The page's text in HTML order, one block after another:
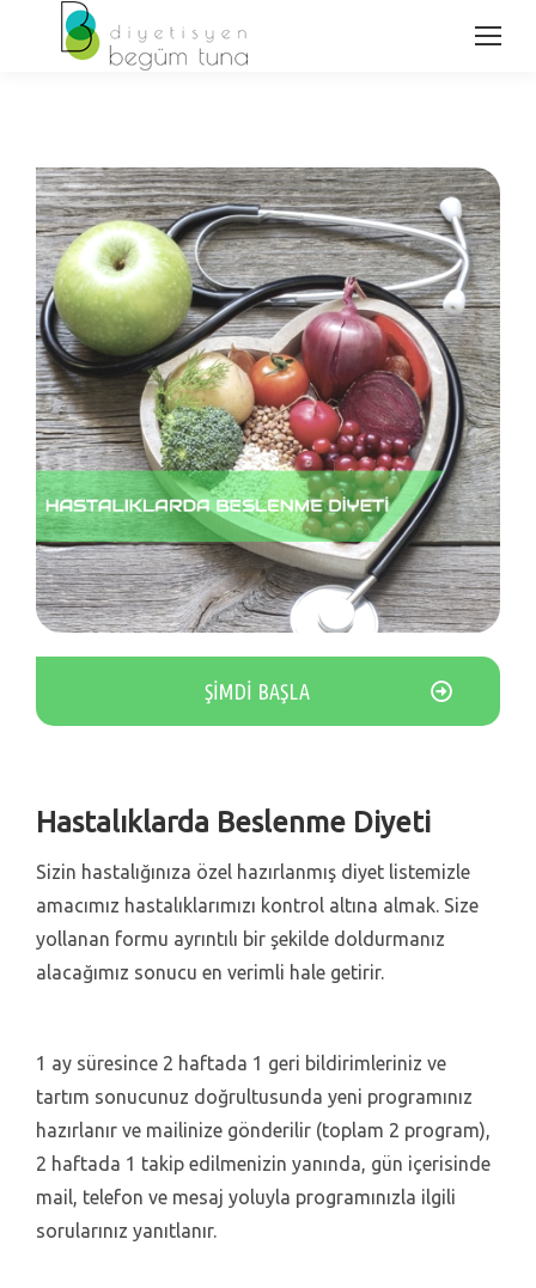
ŞİMDİ BAŞLA
Hastalıklarda Beslenme Diyeti
Sizin hastalığınıza özel hazırlanmış diyet listemizle
amacımız hastalıklarımızı kontrol altına almak. Size
yollanan formu ayrıntılı bir şekilde doldurmanız
alacağımız sonucu en verimli hale getirir.
1 ay süresince 2 haftada 1 geri bildirimleriniz ve
tartım sonucunuz doğrultusunda yeni programınız
hazırlanır ve mailinize gönderilir (toplam 2 program),
2 haftada 1 takip edilmenizin yanında, gün içerisinde
mail, telefon ve mesaj yoluyla programınızla ilgili
sorularınız yanıtlanır.